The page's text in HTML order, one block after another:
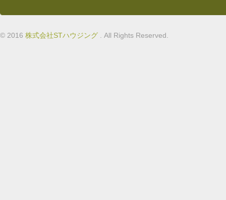
© 2016 株式会社STハウジング . All Rights Reserved.